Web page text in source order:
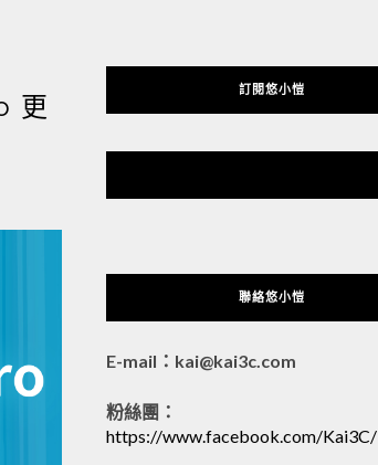
更
訂閱悠小愷
聯絡悠小愷
E-mail：kai@kai3c.com
粉絲團：
https://www.facebook.com/Kai3C/